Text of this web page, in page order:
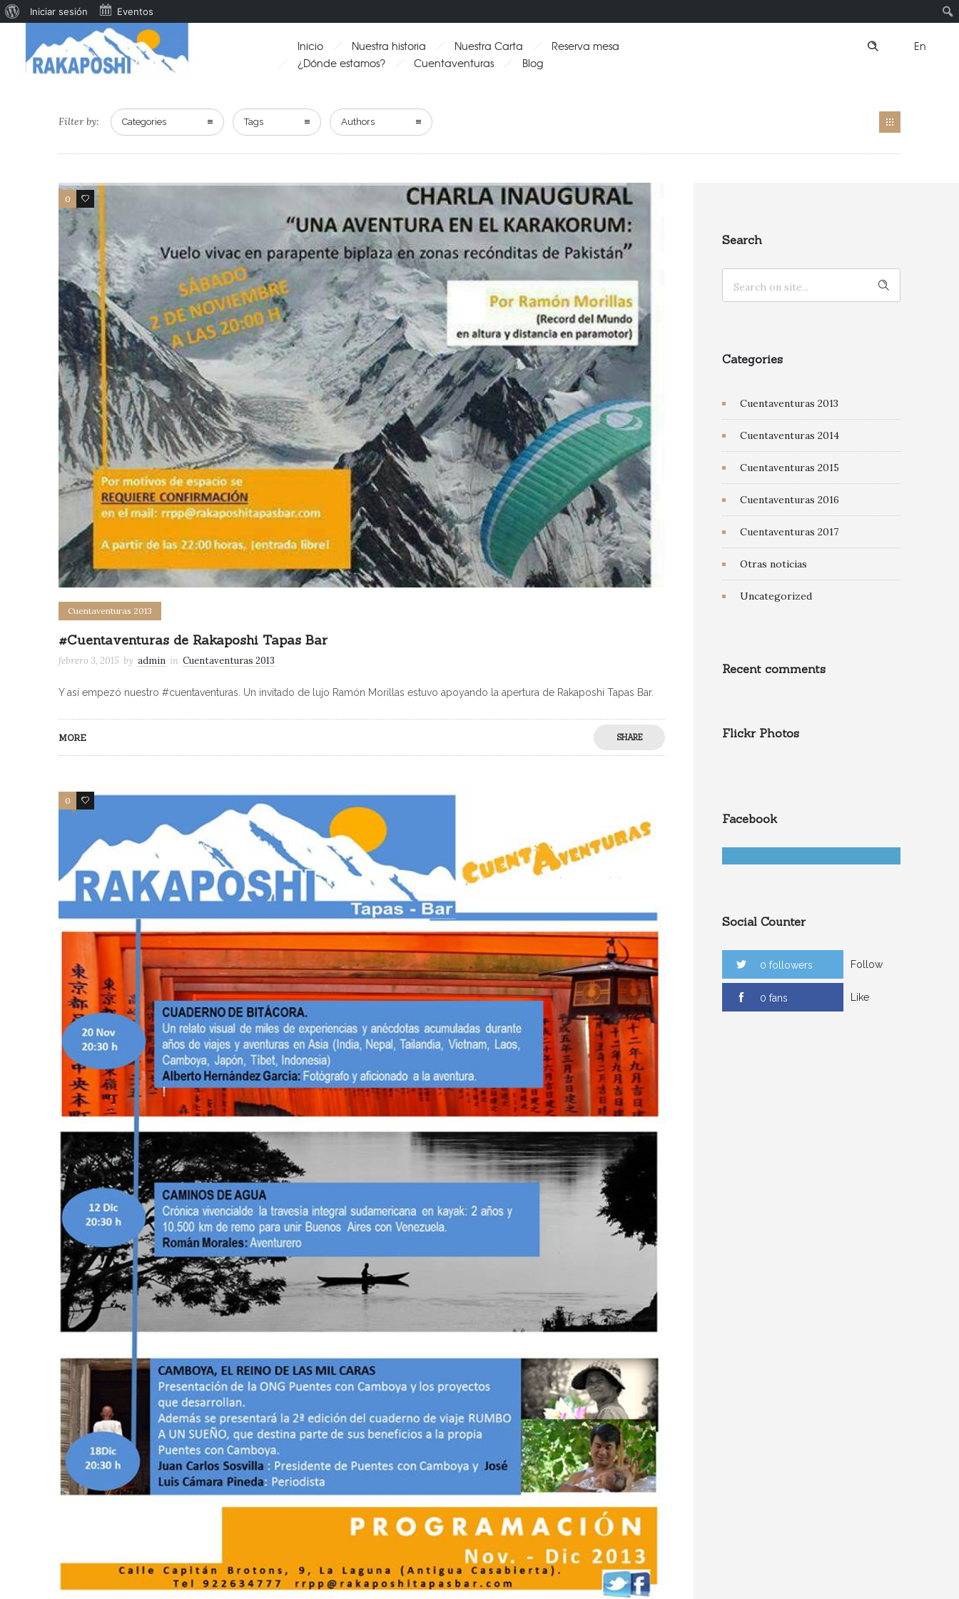
En
Inicio Nuestra historia Nuestra Carta
Reserva mesa
¿Dónde estamos?
Cuentaventuras Blog
Filter by: Categories Tags Authors
0 39
Cuentaventuras 2013
#Cuentaventuras de Rakaposhi Tapas Bar
febrero 3, 2015 by admin in Cuentaventuras 2013
Y así empezó nuestro #cuentaventuras. Un invitado de lujo Ramón Morillas estuvo apoyando la apertura de Rakaposhi Tapas Bar.
MORE SHARE
0 0
Search
Categories
Cuentaventuras 2013
Cuentaventuras 2014
Cuentaventuras 2015
Cuentaventuras 2016
Cuentaventuras 2017
Otras noticias
Uncategorized
Recent comments
Flickr Photos
Facebook
Social Counter
0 followers Follow
0 fans Like
Iniciar sesión Eventos